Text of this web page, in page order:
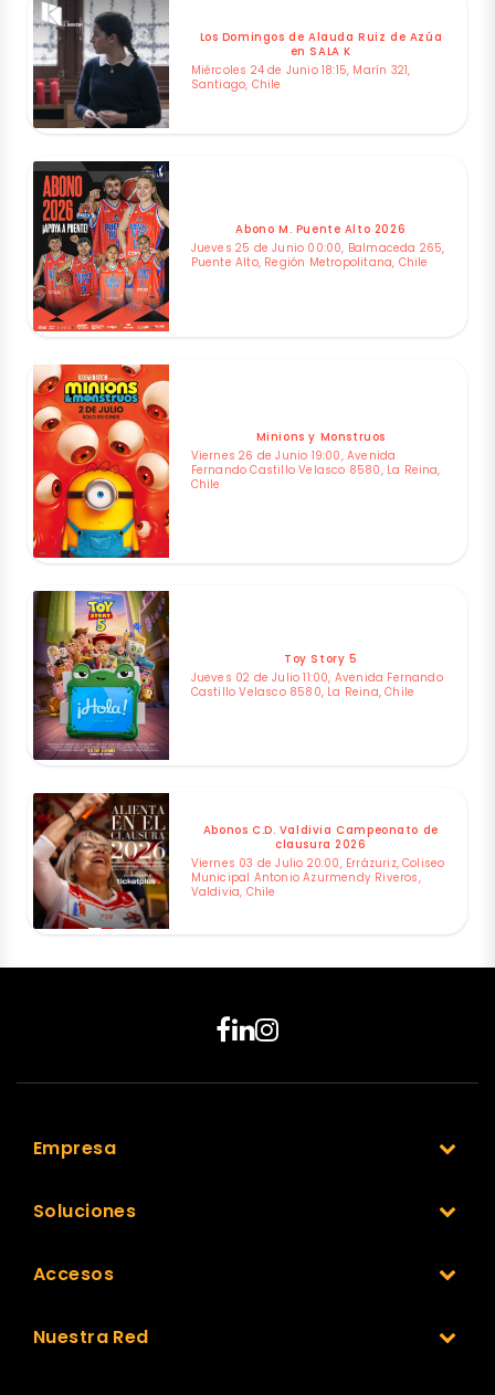
Los Domingos de Alauda Ruiz de Azúa
en SALA K
Miércoles 24 de Junio 18:15, Marín 321,
Santiago, Chile
Abono M. Puente Alto 2026
Jueves 25 de Junio 00:00, Balmaceda 265,
Puente Alto, Región Metropolitana, Chile
Minions y Monstruos
Viernes 26 de Junio 19:00, Avenida
Fernando Castillo Velasco 8580, La Reina,
Chile
Toy Story 5
Jueves 02 de Julio 11:00, Avenida Fernando
Castillo Velasco 8580, La Reina, Chile
Abonos C.D. Valdivia Campeonato de
clausura 2026
Viernes 03 de Julio 20:00, Errázuriz, Coliseo
Municipal Antonio Azurmendy Riveros,
Valdivia, Chile
Empresa
Soluciones
Accesos
Nuestra Red